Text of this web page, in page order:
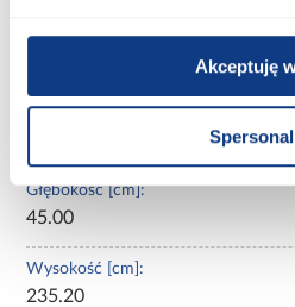
Akceptuję
Oświetlenie:
Szerokość [cm]:
Głębokość [cm]:
45.00
Wysokość [cm]:
235.20